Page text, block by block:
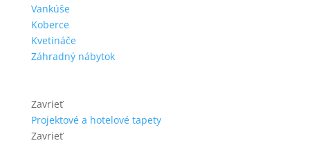
Vankúše
Koberce
Kvetináče
Záhradný nábytok
Zavrieť
Projektové a hotelové tapety
Zavrieť